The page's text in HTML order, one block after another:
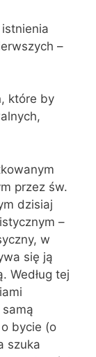
–
które by
przez św.
dzisiaj
–
w
się ją
Według tej
bycie (o
szuka